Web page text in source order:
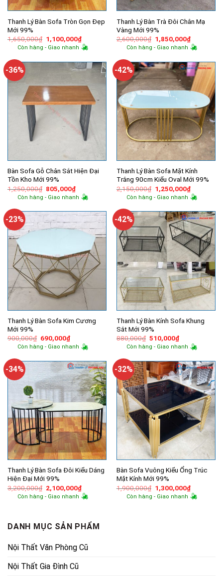
Thanh Lý Bàn Sofa Tròn Gọn Đẹp
Mới 99%
1,650,000₫ Giá
gốc
là:
1,100,000₫Giá
hiện
tại
1,100,000₫.
Còn hàng - Giao nhanh
Thanh Lý Bàn Trà Đôi Chân Mạ
Vàng Mới 99%
2,600,000₫ Giá
gốc
là:
1,850,000₫Giá
hiện
tại
Còn hàng - Giao nhanh
-36%
Bàn Sofa Gỗ Chân Sắt Hiện Đại
Tồn Kho Mới 99%
1,250,000₫ Giá
gốc
là:
805,000₫Giá
hiện
tại
805,000₫.
Còn hàng - Giao nhanh
-42%
Thanh Lý Bàn Sofa Mặt Kính
Trắng 90cm Kiểu Oval Mới 99%
2,150,000₫ Giá
gốc
là:
1,250,000₫Giá
hiện
tại
Còn hàng - Giao nhanh
-23%
Thanh Lý Bàn Sofa Kim Cương
Mới 99%
900,000₫ Giá
gốc
là:
690,000₫Giá
hiện
tại
690,000₫.
Còn hàng - Giao nhanh
-42%
Thanh Lý Bàn Kính Sofa Khung
Sắt Mới 99%
880,000₫ Giá
gốc
là:
510,000₫Giá
hiện
tại
510,000₫.
Còn hàng - Giao nhanh
-34%
Thanh Lý Bàn Sofa Đôi Kiểu Dáng
Hiện Đại Mới 99%
3,200,000₫ Giá
gốc
là:
2,100,000₫Giá
hiện
tại
Còn hàng - Giao nhanh
-32%
Bàn Sofa Vuông Kiểu Ổng Trúc
Mặt Kính Mới 99%
1,900,000₫ Giá
gốc
là:
1,300,000₫Giá
hiện
tại
Còn hàng - Giao nhanh
DANH MỤC SẢN PHẨM
Nội Thất Văn Phòng Cũ
Nội Thất Gia Đình Cũ